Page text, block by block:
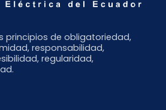
principios de obligatoriedad,
responsabilidad,
regularidad,